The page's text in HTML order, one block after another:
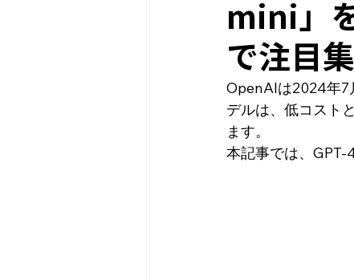
セキュリティ OCR
mini」
で注目
OpenAIは2024年7
デルは、低コスト
ます。
本記事では、GPT-